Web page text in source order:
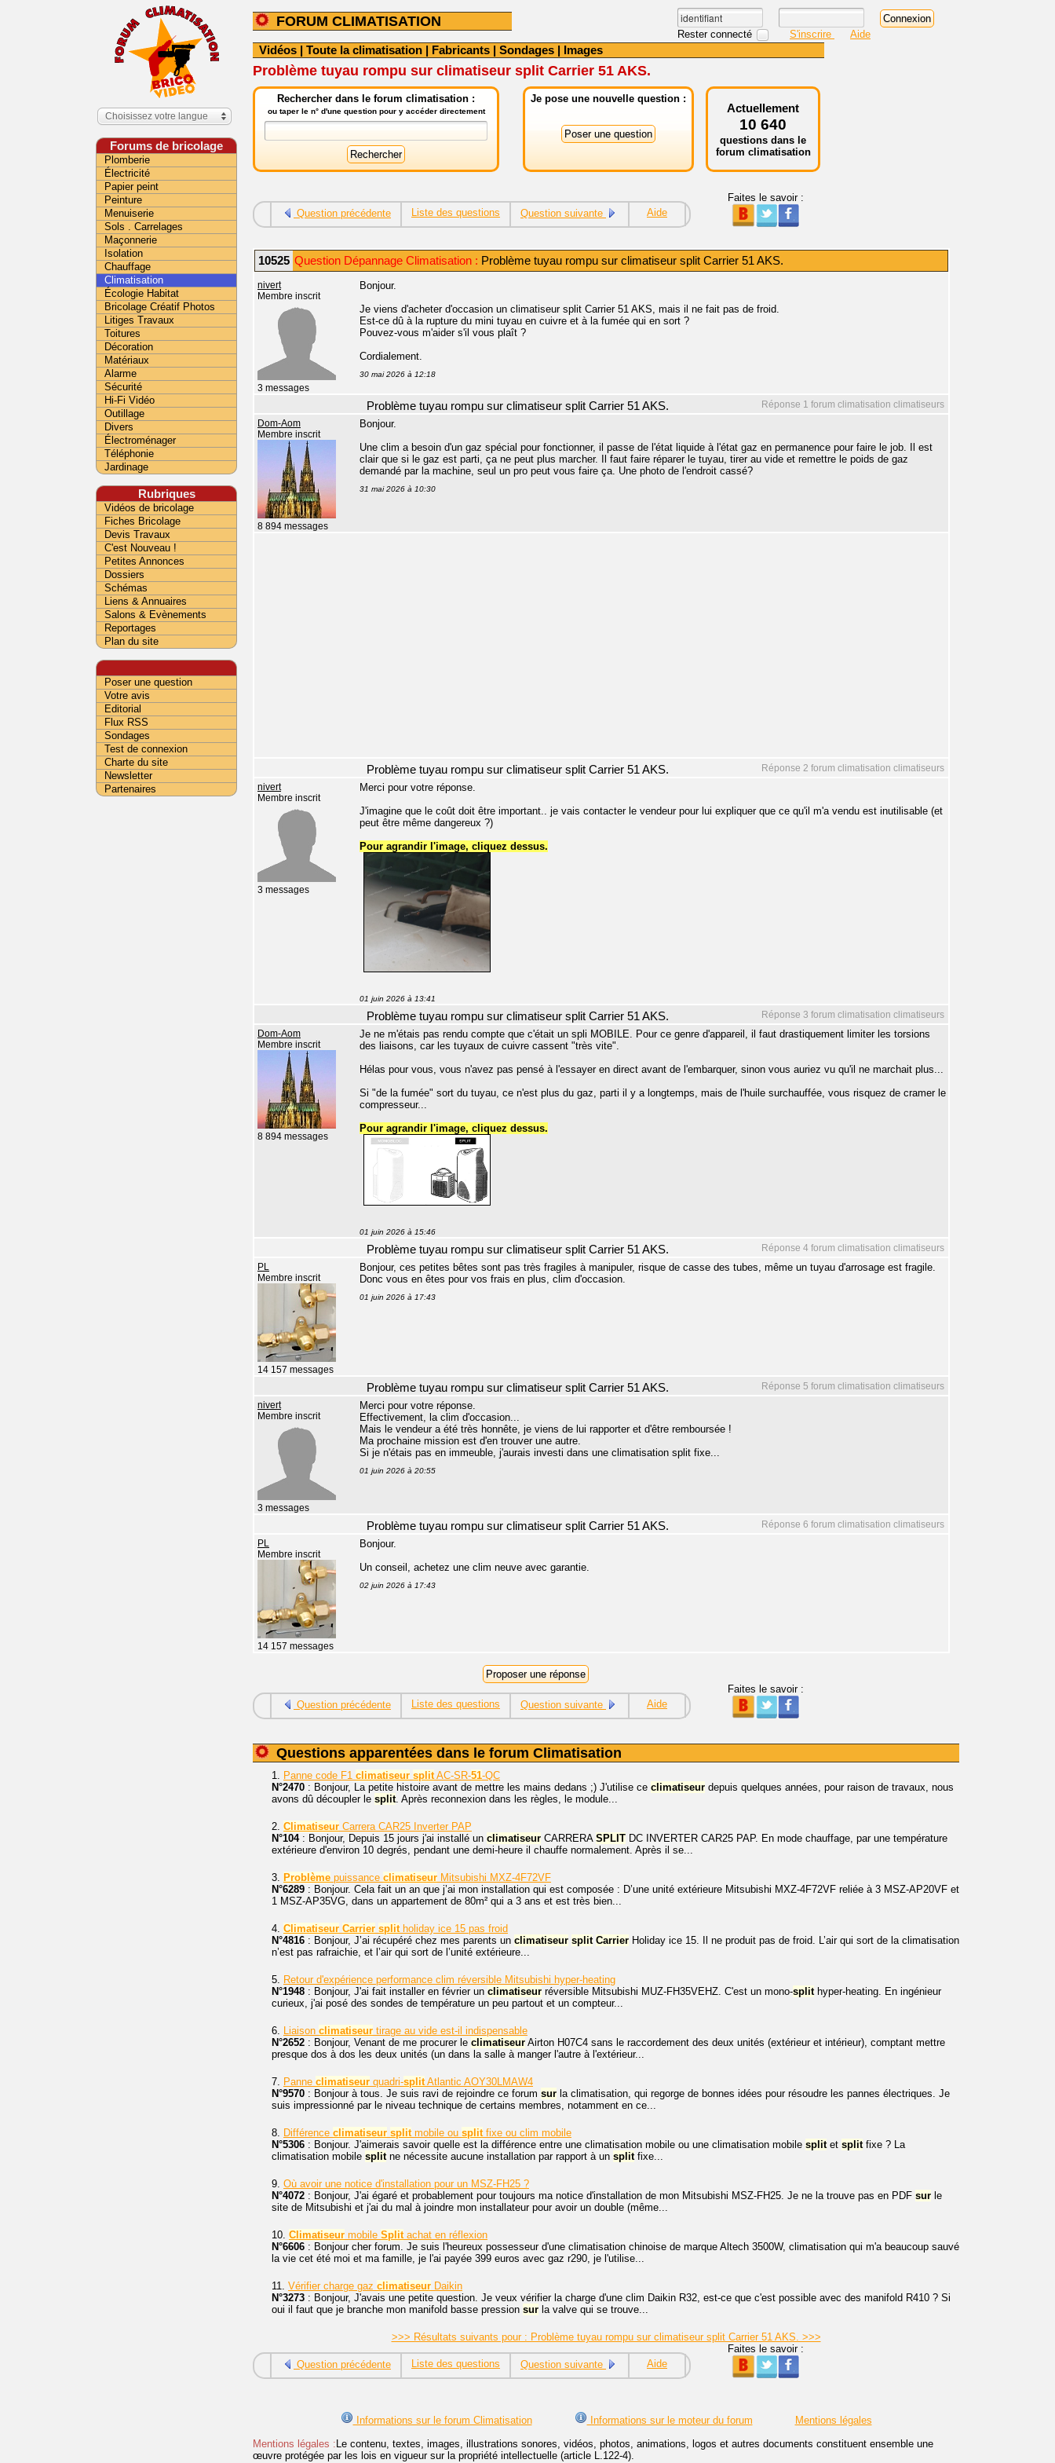
FORUM CLIMATISATION
Rester connecté S'inscrire Aide
Vidéos | Toute la climatisation | Fabricants | Sondages | Images
Problème tuyau rompu sur climatiseur split Carrier 51 AKS.
Rechercher dans le forum climatisation :
ou taper le n° d'une question pour y accéder directement
Je pose une nouvelle question :
Actuellement
10 640
questions dans le
forum climatisation
Question précédente Liste des questions Question suivante Aide
Faites le savoir :
10525 Question Dépannage Climatisation : Problème tuyau rompu sur climatiseur split Carrier 51 AKS.
nivert
Membre inscrit
3 messages
Bonjour.
Je viens d'acheter d'occasion un climatiseur split Carrier 51 AKS, mais il ne fait pas de froid.
Est-ce dû à la rupture du mini tuyau en cuivre et à la fumée qui en sort ?
Pouvez-vous m'aider s'il vous plaît ?
Cordialement.
30 mai 2026 à 12:18
Réponse 1 forum climatisation climatiseurs
Problème tuyau rompu sur climatiseur split Carrier 51 AKS.
Dom-Aom
Membre inscrit
8 894 messages
Bonjour.
Une clim a besoin d'un gaz spécial pour fonctionner, il passe de l'état liquide à l'état gaz en permanence pour faire le job. Il est
clair que si le gaz est parti, ça ne peut plus marcher. Il faut faire réparer le tuyau, tirer au vide et remettre le poids de gaz
demandé par la machine, seul un pro peut vous faire ça. Une photo de l'endroit cassé?
31 mai 2026 à 10:30
Réponse 2 forum climatisation climatiseurs
Problème tuyau rompu sur climatiseur split Carrier 51 AKS.
nivert
Membre inscrit
3 messages
Merci pour votre réponse.
J'imagine que le coût doit être important.. je vais contacter le vendeur pour lui expliquer que ce qu'il m'a vendu est inutilisable (et
peut être même dangereux ?)
Pour agrandir l'image, cliquez dessus.
01 juin 2026 à 13:41
Réponse 3 forum climatisation climatiseurs
Problème tuyau rompu sur climatiseur split Carrier 51 AKS.
Dom-Aom
Membre inscrit
8 894 messages
Je ne m'étais pas rendu compte que c'était un spli MOBILE. Pour ce genre d'appareil, il faut drastiquement limiter les torsions
des liaisons, car les tuyaux de cuivre cassent "très vite".
Hélas pour vous, vous n'avez pas pensé à l'essayer en direct avant de l'embarquer, sinon vous auriez vu qu'il ne marchait plus...
Si "de la fumée" sort du tuyau, ce n'est plus du gaz, parti il y a longtemps, mais de l'huile surchauffée, vous risquez de cramer le
compresseur...
Pour agrandir l'image, cliquez dessus.
01 juin 2026 à 15:46
Réponse 4 forum climatisation climatiseurs
Problème tuyau rompu sur climatiseur split Carrier 51 AKS.
PL
Membre inscrit
14 157 messages
Bonjour, ces petites bêtes sont pas très fragiles à manipuler, risque de casse des tubes, même un tuyau d'arrosage est fragile.
Donc vous en êtes pour vos frais en plus, clim d'occasion.
01 juin 2026 à 17:43
Réponse 5 forum climatisation climatiseurs
Problème tuyau rompu sur climatiseur split Carrier 51 AKS.
nivert
Membre inscrit
3 messages
Merci pour votre réponse.
Effectivement, la clim d'occasion...
Mais le vendeur a été très honnête, je viens de lui rapporter et d'être remboursée !
Ma prochaine mission est d'en trouver une autre.
Si je n'étais pas en immeuble, j'aurais investi dans une climatisation split fixe...
01 juin 2026 à 20:55
Réponse 6 forum climatisation climatiseurs
Problème tuyau rompu sur climatiseur split Carrier 51 AKS.
PL
Membre inscrit
14 157 messages
Bonjour.
Un conseil, achetez une clim neuve avec garantie.
02 juin 2026 à 17:43
Question précédente Liste des questions Question suivante Aide
Faites le savoir :
Questions apparentées dans le forum Climatisation
1. Panne code F1 climatiseur split AC-SR-51-QC
N°2470 : Bonjour, La petite histoire avant de mettre les mains dedans ;) J'utilise ce climatiseur depuis quelques années, pour raison de travaux, nous
avons dû découpler le split . Après reconnexion dans les règles, le module...
2. Climatiseur Carrera CAR25 Inverter PAP
N°104: Bonjour, Depuis 15 jours j'ai installé un climatiseur CARRERA SPLIT DC INVERTER CAR25 PAP. En mode chauffage, par une température
extérieure d'environ 10 degrés, pendant une demi-heure il chauffe normalement. Après il se...
3. Problème puissance climatiseur Mitsubishi MXZ-4F72VF
N°6289 : Bonjour. Cela fait un an que j’ai mon installation qui est composée : D’une unité extérieure Mitsubishi MXZ-4F72VF reliée à 3 MSZ-AP20VF et
1 MSZ-AP35VG, dans un appartement de 80m² qui a 3 ans et est très bien...
4. Climatiseur Carrier split holiday ice 15 pas froid
N°4816 : Bonjour, J’ai récupéré chez mes parents un climatiseur split Carrier Holiday ice 15. Il ne produit pas de froid. L’air qui sort de la climatisation
n’est pas rafraichie, et l’air qui sort de l’unité extérieure...
5. Retour d'expérience performance clim réversible Mitsubishi hyper-heating
N°1948 : Bonjour, J'ai fait installer en février un climatiseur réversible Mitsubishi MUZ-FH35VEHZ. C'est un mono-split hyper-heating. En ingénieur
curieux, j'ai posé des sondes de température un peu partout et un compteur...
6. Liaison climatiseur tirage au vide est-il indispensable
N°2652 : Bonjour, Venant de me procurer le climatiseur Airton H07C4 sans le raccordement des deux unités (extérieur et intérieur), comptant mettre
presque dos à dos les deux unités (un dans la salle à manger l'autre à l'extérieur...
7. Panne climatiseur quadri-split Atlantic AOY30LMAW4
N°9570 : Bonjour à tous. Je suis ravi de rejoindre ce forum sur la climatisation, qui regorge de bonnes idées pour résoudre les pannes électriques. Je
suis impressionné par le niveau technique de certains membres, notamment en ce...
8. Différence climatiseur split mobile ou split fixe ou clim mobile
N°5306 : Bonjour. J'aimerais savoir quelle est la différence entre une climatisation mobile ou une climatisation mobile split et split fixe ? La
climatisation mobile split ne nécessite aucune installation par rapport à un split fixe...
9. Où avoir une notice d'installation pour un MSZ-FH25 ?
N°4072 : Bonjour, J'ai égaré et probablement pour toujours ma notice d'installation de mon Mitsubishi MSZ-FH25. Je ne la trouve pas en PDF sur le
site de Mitsubishi et j'ai du mal à joindre mon installateur pour avoir un double (même...
10. Climatiseur mobile Split achat en réflexion
N°6606 : Bonjour cher forum. Je suis l'heureux possesseur d'une climatisation chinoise de marque Altech 3500W, climatisation qui m'a beaucoup sauvé
la vie cet été moi et ma famille, je l'ai payée 399 euros avec gaz r290, je l'utilise...
11. Vérifier charge gaz climatiseur Daikin
N°3273 : Bonjour, J'avais une petite question. Je veux vérifier la charge d'une clim Daikin R32, est-ce que c'est possible avec des manifold R410 ? Si
oui il faut que je branche mon manifold basse pression sur la valve qui se trouve...
>>> Résultats suivants pour : Problème tuyau rompu sur climatiseur split Carrier 51 AKS. >>>
Question précédente Liste des questions Question suivante Aide
Faites le savoir :
Informations sur le forum Climatisation Informations sur le moteur du forum
Mentions légales
Mentions légales :Le contenu, textes, images, illustrations sonores, vidéos, photos, animations, logos et autres documents constituent ensemble une
œuvre protégée par les lois en vigueur sur la propriété intellectuelle (article L.122-4).
Choisissez votre langue
Forums de bricolage
Plomberie
Électricité
Papier peint
Peinture
Menuiserie
Sols . Carrelages
Maçonnerie
Isolation
Chauffage
Climatisation
Écologie Habitat
Bricolage Créatif Photos
Litiges Travaux
Toitures
Décoration
Matériaux
Alarme
Sécurité
Hi-Fi Vidéo
Outillage
Divers
Électroménager
Téléphonie
Jardinage
Rubriques
Vidéos de bricolage
Fiches Bricolage
Devis Travaux
C'est Nouveau !
Petites Annonces
Dossiers
Schémas
Liens & Annuaires
Salons & Evènements
Reportages
Plan du site
Poser une question
Votre avis
Editorial
Flux RSS
Sondages
Test de connexion
Charte du site
Newsletter
Partenaires